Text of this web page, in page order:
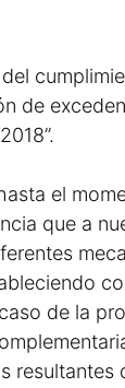
de
el
que a
de la